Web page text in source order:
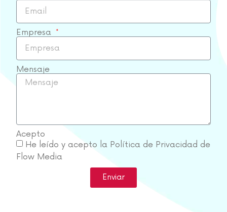
Empresa
Mensaje
Acepto
He leído y acepto la Política de Privacidad de
Flow Media
Enviar